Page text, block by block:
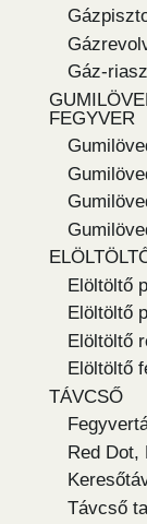
Gáz-
FEGYVER
Elöltöltő
Elöltöltő
Elöltöltő
Elöltöltő
TÁVCSŐ
Red Dot,
Távcső